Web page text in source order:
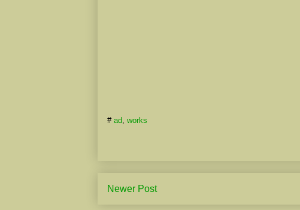
# ad works
Newer Post